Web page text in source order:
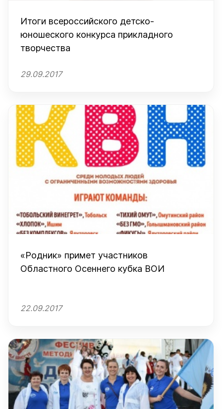
Итоги всероссийского детско-
юношеского конкурса прикладного
творчества
29.09.2017
«Родник» примет участников
Областного Осеннего кубка ВОИ
22.09.2017